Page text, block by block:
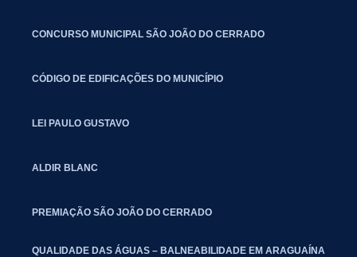
CONCURSO MUNICIPAL SÃO JOÃO DO CERRADO
CÓDIGO DE EDIFICAÇÕES DO MUNICÍPIO
LEI PAULO GUSTAVO
ALDIR BLANC
PREMIAÇÃO SÃO JOÃO DO CERRADO
QUALIDADE DAS ÁGUAS – BALNEABILIDADE EM ARAGUAÍNA